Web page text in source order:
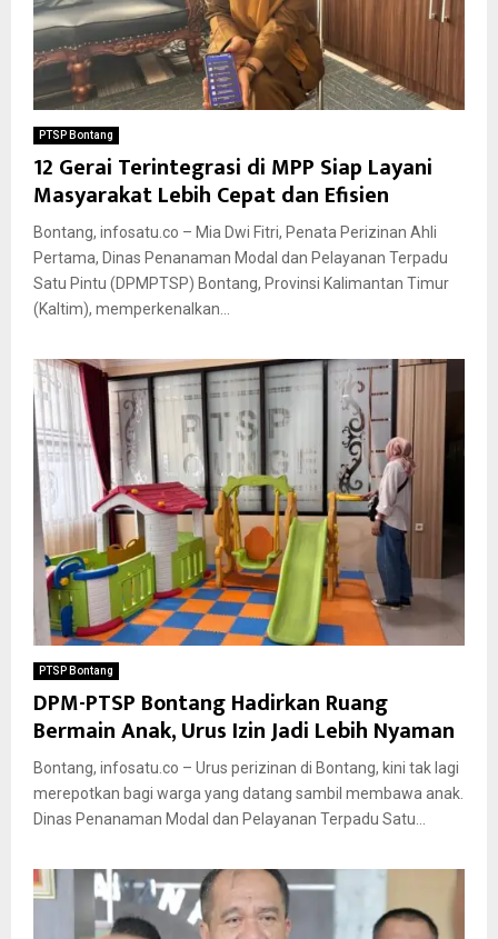
PTSP Bontang
12 Gerai Terintegrasi di MPP Siap Layani
Masyarakat Lebih Cepat dan Efisien
Bontang, infosatu.co – Mia Dwi Fitri, Penata Perizinan Ahli
Pertama, Dinas Penanaman Modal dan Pelayanan Terpadu
Satu Pintu (DPMPTSP) Bontang, Provinsi Kalimantan Timur
(Kaltim), memperkenalkan...
PTSP Bontang
DPM-PTSP Bontang Hadirkan Ruang
Bermain Anak, Urus Izin Jadi Lebih Nyaman
Bontang, infosatu.co – Urus perizinan di Bontang, kini tak lagi
merepotkan bagi warga yang datang sambil membawa anak.
Dinas Penanaman Modal dan Pelayanan Terpadu Satu...